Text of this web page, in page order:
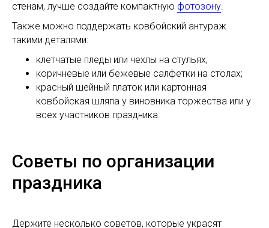
стенам, лучше создайте компактную фотозону.
Также можно поддержать ковбойский антураж
такими деталями:
клетчатые пледы или чехлы на стульях;
коричневые или бежевые салфетки на столах;
красный шейный платок или картонная
ковбойская шляпа у виновника торжества или у
всех участников праздника.
Советы по организации
праздника
Держите несколько советов, которые украсят